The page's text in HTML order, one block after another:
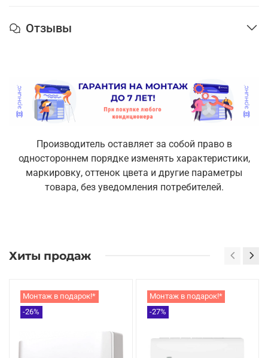
Отзывы
Производитель оставляет за собой право в
одностороннем порядке изменять характеристики,
маркировку, оттенок цвета и другие параметры
товара, без уведомления потребителей.
Хиты продаж
Монтаж в подарок!*
-26%
Монтаж в подарок!*
-27%